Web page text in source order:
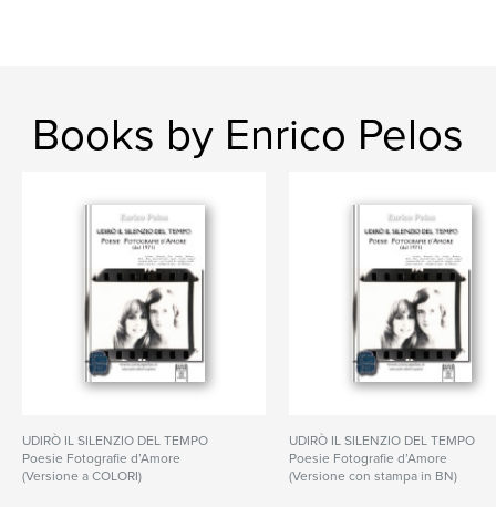
Books by Enrico Pelos
UDIRÒ IL SILENZIO DEL TEMPO
Poesie Fotografie d’Amore
(Versione a COLORI)
UDIRÒ IL SILENZIO DEL TEMPO
Poesie Fotografie d’Amore
(Versione con stampa in BN)